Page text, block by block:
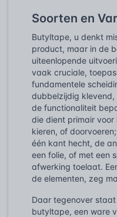
Soorten en
Butyltape, u denkt
product, maar in de
uiteenlopende
vaak cruciale,
fundamentele
dubbelzijdig
de functionaliteit
die dient primair
kieren, of
één kant hecht, de
een folie, of met een
afwerking toelaat.
de elementen, zeg
Daar tegenover
butyltape, een ware